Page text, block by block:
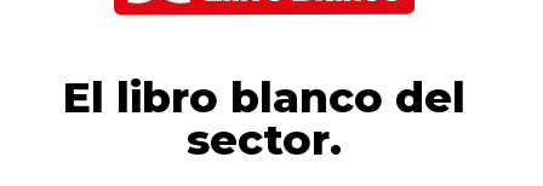
El libro blanco del
sector.